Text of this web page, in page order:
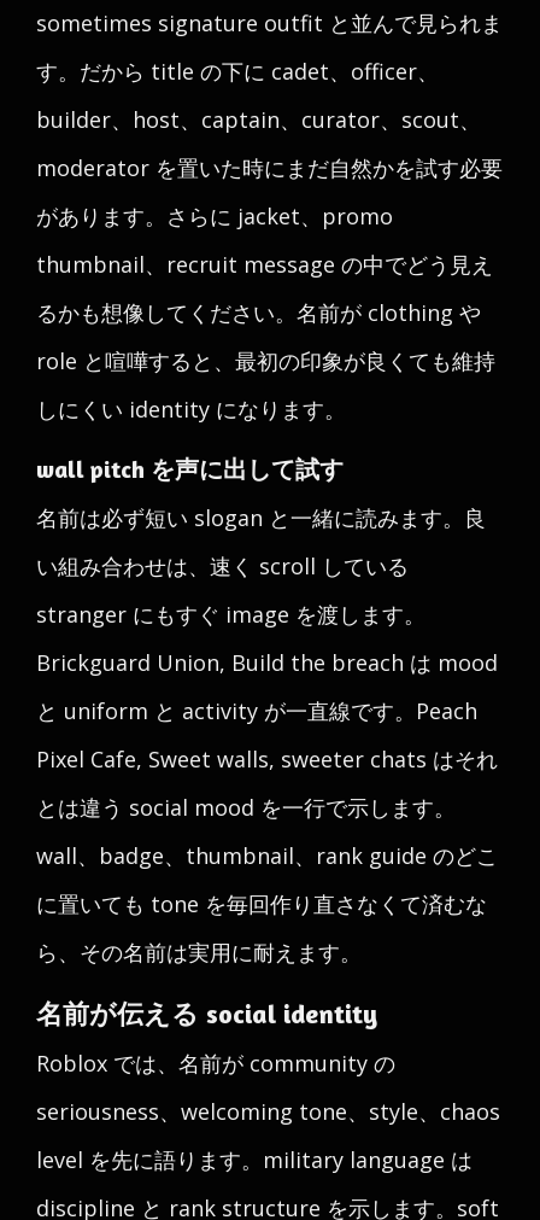
sometimes signature outfit と並んで見られま
す。だから title の下に cadet、officer、
builder、host、captain、curator、scout、
moderator を置いた時にまだ自然かを試す必要
があります。さらに jacket、promo
thumbnail、recruit message の中でどう見え
るかも想像してください。名前が clothing や
role と喧嘩すると、最初の印象が良くても維持
しにくい identity になります。
wall pitch を声に出して試す
名前は必ず短い slogan と一緒に読みます。良
い組み合わせは、速く scroll している
stranger にもすぐ image を渡します。
Brickguard Union, Build the breach は mood
と uniform と activity が一直線です。Peach
Pixel Cafe, Sweet walls, sweeter chats はそれ
とは違う social mood を一行で示します。
wall、badge、thumbnail、rank guide のどこ
に置いても tone を毎回作り直さなくて済むな
ら、その名前は実用に耐えます。
名前が伝える social identity
Roblox では、名前が community の
seriousness、welcoming tone、style、chaos
level を先に語ります。military language は
discipline と rank structure を示します。soft